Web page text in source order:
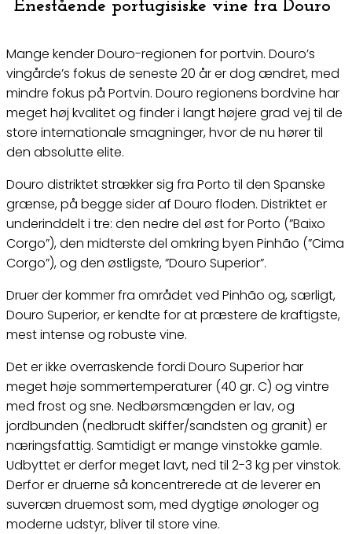
Enestående portugisiske vine fra Douro
Mange kender Douro-regionen for portvin. Douro’s
vingårde’s fokus de seneste 20 år erdog ændret,med
mindre fokus på Portvin. Douro regionens bordvine har
meget høj kvalitet og finderi langt højere grad vej til de
store internationale smagninger, hvor de nu hører til
den absolutte elite.
Douro distriktet strækker sig fra Porto til den Spanske
grænse, på begge sider af Douro floden. Distriktet er
underinddelt i tre: den nedre del øst for Porto (”Baixo
Corgo”), den midterste del omkring byen Pinhão (”Cima
Corgo”), og den østligste, ”Douro Superior”.
Druer der kommer fra området ved Pinhão og, særligt,
Douro Superior, er kendte for at præstere de kraftigste,
mest intense og robuste vine.
Det er ikke overraskende fordi Douro Superior har
meget høje sommertemperaturer (40 gr. C) og vintre
med frost og sne. Nedbørsmængden er lav, og
jordbunden (nedbrudt skiffer/sandsten og granit) er
næringsfattig. Samtidigt er mange vinstokke gamle.
Udbyttet er derfor meget lavt, ned til 2-3 kg per vinstok.
Derfor er druerne så koncentrerede at de leverer en
suveræn druemost som, med dygtige ønologer og
moderne udstyr, bliver til store vine.